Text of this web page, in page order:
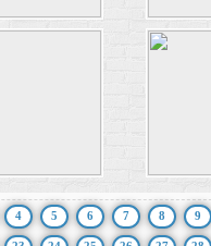
4 5 6 7 8 9